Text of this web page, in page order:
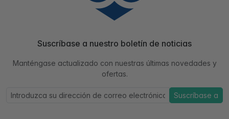
Suscríbase a nuestro boletín de noticias
Manténgase actualizado con nuestras últimas novedades y
ofertas.
Suscríbase a